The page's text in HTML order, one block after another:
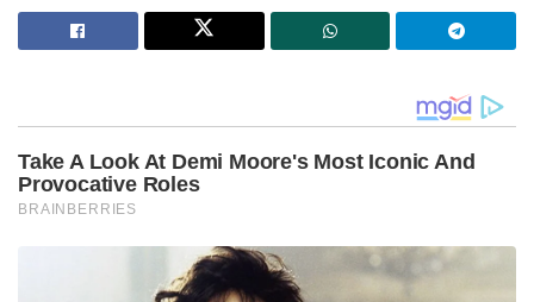
സംസാരിക്കവെയാണ് ശാസ്ത്രി തന്റെ നിലപാട്
വ്യക്തമാക്കിയത്.
“നിലവിലെ ക്യാപ്റ്റൻ സൂര്യകുമാർ യാദവിന് 2028-ലെ
അടുത്ത ടി20 ലോകകപ്പാകുമ്പോഴേക്കും 37
വയസ്സാകും. അതിനാൽ തന്നെ ഇന്ത്യ ഒരു പുതിയ
ക്യാപ്റ്റനെ കണ്ടെത്തേണ്ടി വരും. അവിടെ
രാജസ്ഥാൻ റോയൽസിനെ അഞ്ച് സീസണുകളിൽ
നയിക്കുകയും 2022-ൽ അവരെ ഫൈനലിൽ